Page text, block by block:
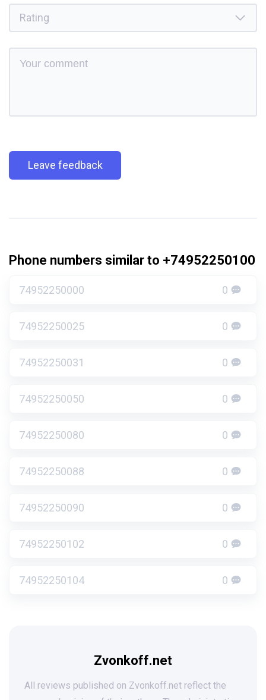
Leave feedback
Phone numbers similar to +74952250100
74952250000 0
74952250025 0
74952250031 0
74952250050 0
74952250080 0
74952250088 0
74952250090 0
74952250102 0
74952250104 0
Zvonkoff.net
All reviews published on Zvonkoff.net reflect the